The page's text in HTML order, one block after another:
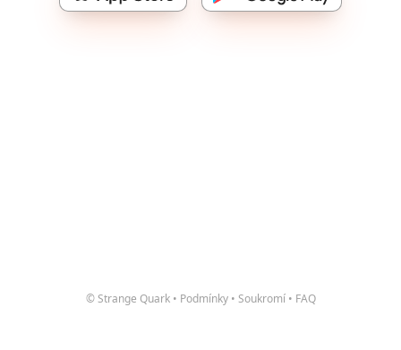
© Strange Quark • Podmínky • Soukromí • FAQ